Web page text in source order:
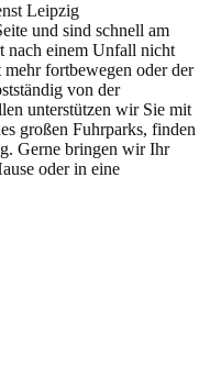
Leipzig
und sind schnell am
nach einem Unfall nicht
fortbewegen oder der
von der
unterstützen wir Sie mit
großen Fuhrparks, finden
Gerne bringen wir Ihr
oder in eine